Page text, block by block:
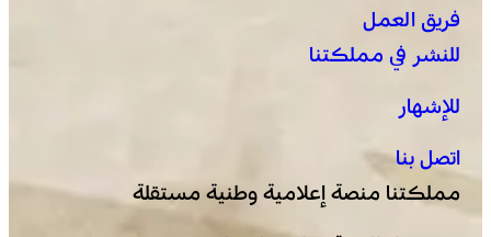
فريق العمل
للنشر في مملكتنا
للإشهار
اتصل بنا
مملكتنا منصة إعلامية وطنية مستقلة